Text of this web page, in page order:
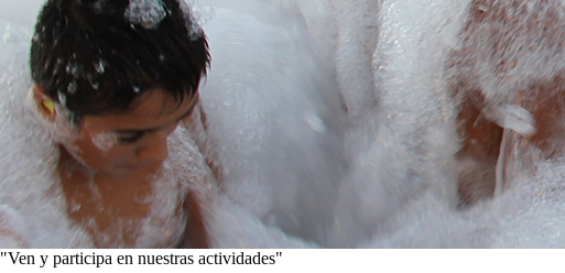
"Ven y participa en nuestras actividades"